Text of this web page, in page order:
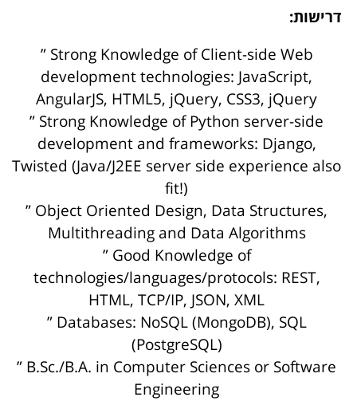
דרישות:
” Strong Knowledge of Client-side Web
development technologies: JavaScript,
AngularJS, HTML5, jQuery, CSS3, jQuery
” Strong Knowledge of Python server-side
development and frameworks: Django,
Twisted (Java/J2EE server side experience also
fit!)
” Object Oriented Design, Data Structures,
Multithreading and Data Algorithms
” Good Knowledge of
technologies/languages/protocols: REST,
HTML, TCP/IP, JSON, XML
” Databases: NoSQL (MongoDB), SQL
(PostgreSQL)
” B.Sc./B.A. in Computer Sciences or Software
Engineering